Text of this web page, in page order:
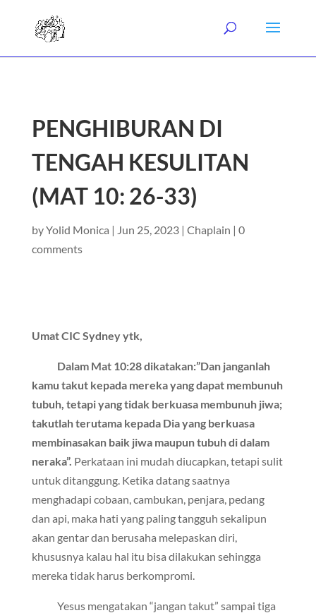
PENGHIBURAN DI
TENGAH KESULITAN
(MAT 10: 26-33)
byYolid Monica | Jun 25, 2023| Chaplain | 0
comments
Umat CIC Sydney ytk,
Dalam Mat 10:28 dikatakan:”Dan janganlah
kamu takut kepada mereka yang dapat membunuh
tubuh, tetapi yang tidak berkuasa membunuh jiwa;
takutlah terutama kepada Dia yang berkuasa
membinasakan baik jiwa maupun tubuh di dalam
neraka”. Perkataan ini mudah diucapkan, tetapi sulit
untuk ditanggung. Ketika datang saatnya
menghadapi cobaan, cambukan, penjara, pedang
dan api, maka hati yang paling tangguh sekalipun
akan gentar dan berusaha melepaskan diri,
khususnya kalau hal itu bisa dilakukan sehingga
mereka tidak harus berkompromi.
Yesus mengatakan “jangan takut” sampai tiga